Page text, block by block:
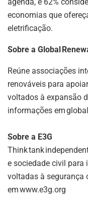
economias que
eletrificação.
Sobre a Global
Reúne associações
renováveis para
voltados à expansão
informações em
Sobre a E3G
Think tank
e sociedade civil
voltadas à
em www.e3g.org